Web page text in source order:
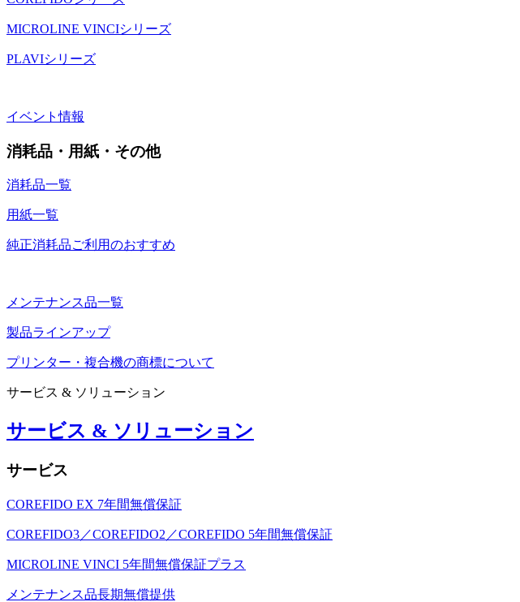
MICROLINE VINCIシリーズ
PLAVIシリーズ
イベント情報
消耗品・用紙・その他
消耗品一覧
用紙一覧
純正消耗品ご利用のおすすめ
メンテナンス品一覧
製品ラインアップ
プリンター・複合機の商標について
サービス & ソリューション
サービス & ソリューション
サービス
COREFIDO EX 7年間無償保証
COREFIDO3／COREFIDO2／COREFIDO 5年間無償保証
MICROLINE VINCI 5年間無償保証プラス
メンテナンス品長期無償提供